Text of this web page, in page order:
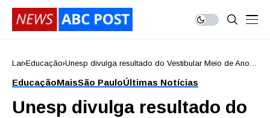
Lar Educação Unesp divulga resultado do Vestibular Meio de Ano e
EducaçãoMaisSão PauloÚltimas Notícias
Unesp divulga resultado do